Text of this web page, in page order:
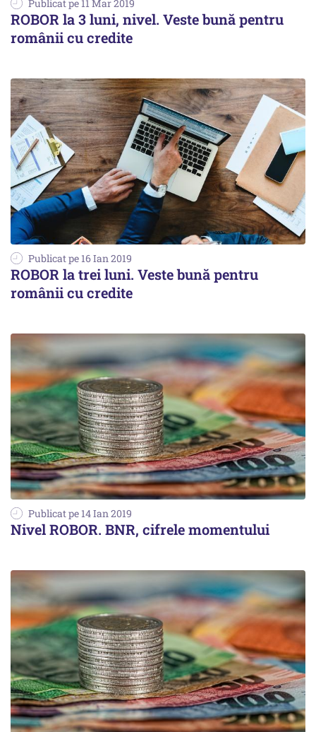
Publicat pe 11 Mar 2019
ROBOR la 3 luni, nivel. Veste bună pentru
românii cu credite
Publicat pe 16 Ian 2019
ROBOR la trei luni. Veste bună pentru
românii cu credite
Publicat pe 14 Ian 2019
Nivel ROBOR. BNR, cifrele momentului